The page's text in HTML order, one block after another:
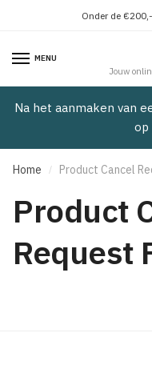
navigatie
inhoud
Onder de
MENU
Jouw
Na het aanmaken van
op
Home / Product Cancel
Product
Request